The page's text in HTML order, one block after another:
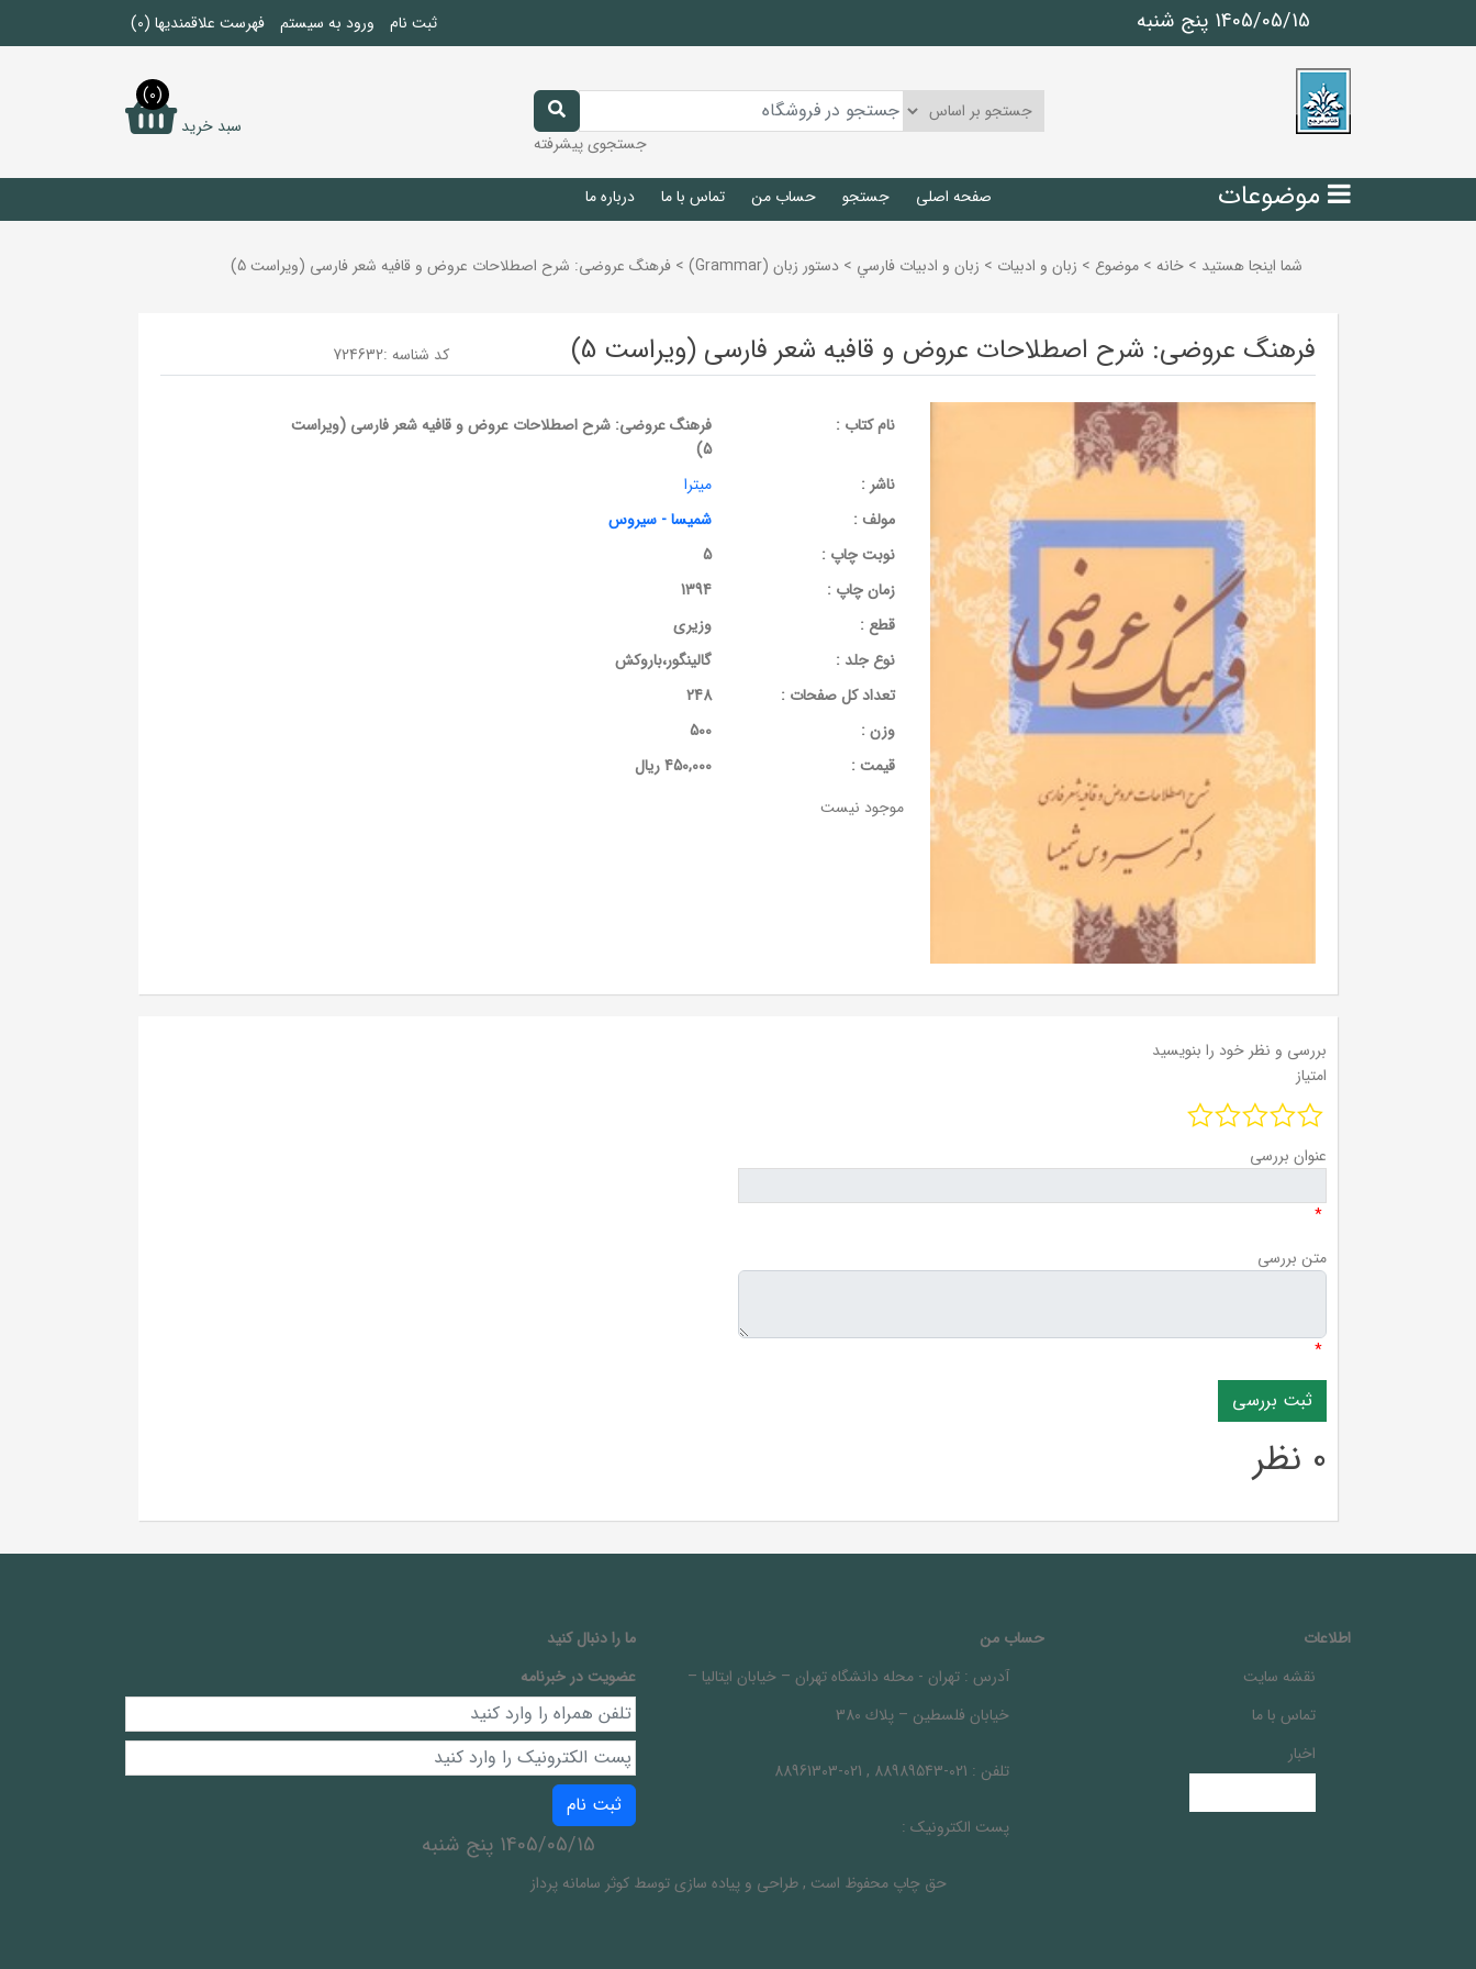
1405/05/15 پنج شنبه ثبت نام ورود به سیستم فهرست علاقمندیها (0)
جستجوی پیشرفته
سبد خرید
(0)
موضوعات صفحه اصلی جستجو حساب من تماس با ما درباره ما
شما اینجا هستید > خانه > موضوع > زبان و ادبيات > زبان و ادبيات فارسي > دستور زبان (Grammar) > فرهنگ عروضی: شرح اصطلاحات عروض و قافیه شعر فارسی (ویراست 5)
فرهنگ عروضی: شرح اصطلاحات عروض و قافیه شعر فارسی (ویراست 5) کد شناسه :724632
نام کتاب :
فرهنگ عروضی: شرح اصطلاحات عروض و قافیه شعر فارسی (ویراست
5)
ناشر :
میترا
مولف :
شمیسا - سیروس
نوبت چاپ :
5
زمان چاپ :
1394
قطع :
وزیری
نوع جلد :
گالینگور،باروکش
تعداد کل صفحات :
248
وزن :
500
قيمت :
450,000 ریال
موجود نیست
بررسی و نظر خود را بنویسید
امتیاز
عنوان بررسی
*
متن بررسی
*
0 نظر
اطلاعات
نقشه سایت
تماس با ما
اخبار
حساب من
آدرس : تهران - محله دانشگاه تهران – خيابان ايتاليا –
خيابان فلسطين – پلاك 380
تلفن : 021-88989543 , 021-88961303
پست الکترونیک :
ما را دنبال کنيد
عضویت در خبرنامه
ثبت نام
1405/05/15 پنج شنبه
حق چاپ محفوظ است ,طراحی و پیاده سازی توسطکوثر سامانه پرداز